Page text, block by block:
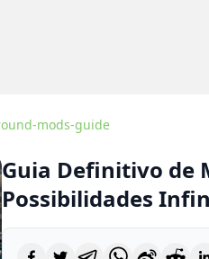
mods-guide
Guia Definitivo de
Possibilidades